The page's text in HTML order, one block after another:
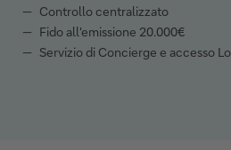
Controllo centralizzato
Fido all'emissione 20.000€
Servizio di Concierge e accesso